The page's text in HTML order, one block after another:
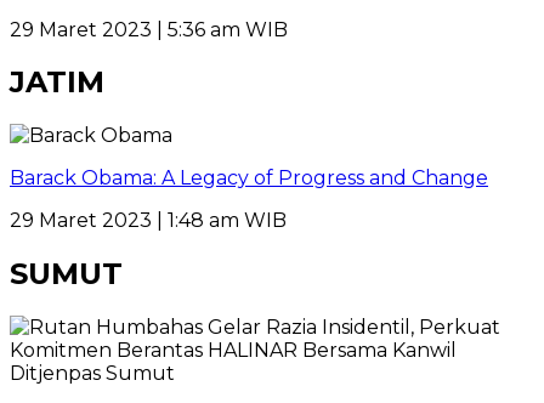
29 Maret 2023 | 5:36 am WIB
JATIM
Barack Obama: A Legacy of Progress and Change
29 Maret 2023 | 1:48 am WIB
SUMUT